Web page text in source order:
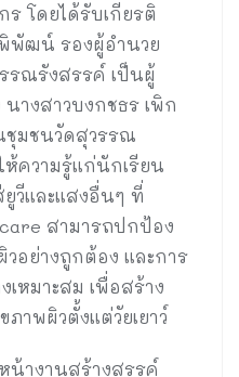
โดยได้รับเกียรติ
พัฒน์ รองผู้อำนวย
รณรังสรรค์ เป็นผู้
างสาวบงกชธร เพิก
ชุมชนวัดสุวรรณ
ความรู้แก่นักเรียน
วีและแสงอื่นๆ ที่
สามารถปกป้อง
อย่างถูกต้อง และการ
หมาะสม เพื่อสร้าง
าพผิวตั้งแต่วัยเยาว์
น้างานสร้างสรรค์